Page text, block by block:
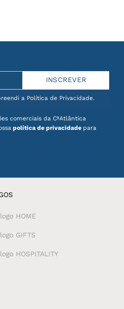
a Política de Privacidade.
comerciais da CªAtlântica
política de privacidade para
HOME
GIFTS
HOSPITALITY